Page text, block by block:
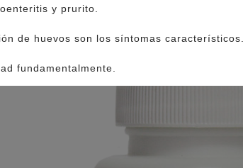
y prurito.
de huevos son los síntomas característicos.
fundamentalmente.